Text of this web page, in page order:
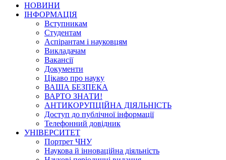
НОВИНИ
ІНФОРМАЦІЯ
Вступникам
Студентам
Аспірантам і науковцям
Викладачам
Вакансії
Документи
Цікаво про науку
ВАША БЕЗПЕКА
ВАРТО ЗНАТИ!
АНТИКОРУПЦІЙНА ДІЯЛЬНІСТЬ
Доступ до публічної інформації
Телефонний довідник
УНІВЕРСИТЕТ
Портрет ЧНУ
Наукова й інноваційна діяльність